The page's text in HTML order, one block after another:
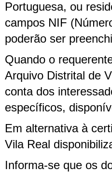
Portuguesa, ou
campos NIF
poderão ser
Quando o
Arquivo Distrital de
conta dos
específicos,
Em alternativa à
Vila Real
Informa-se que os